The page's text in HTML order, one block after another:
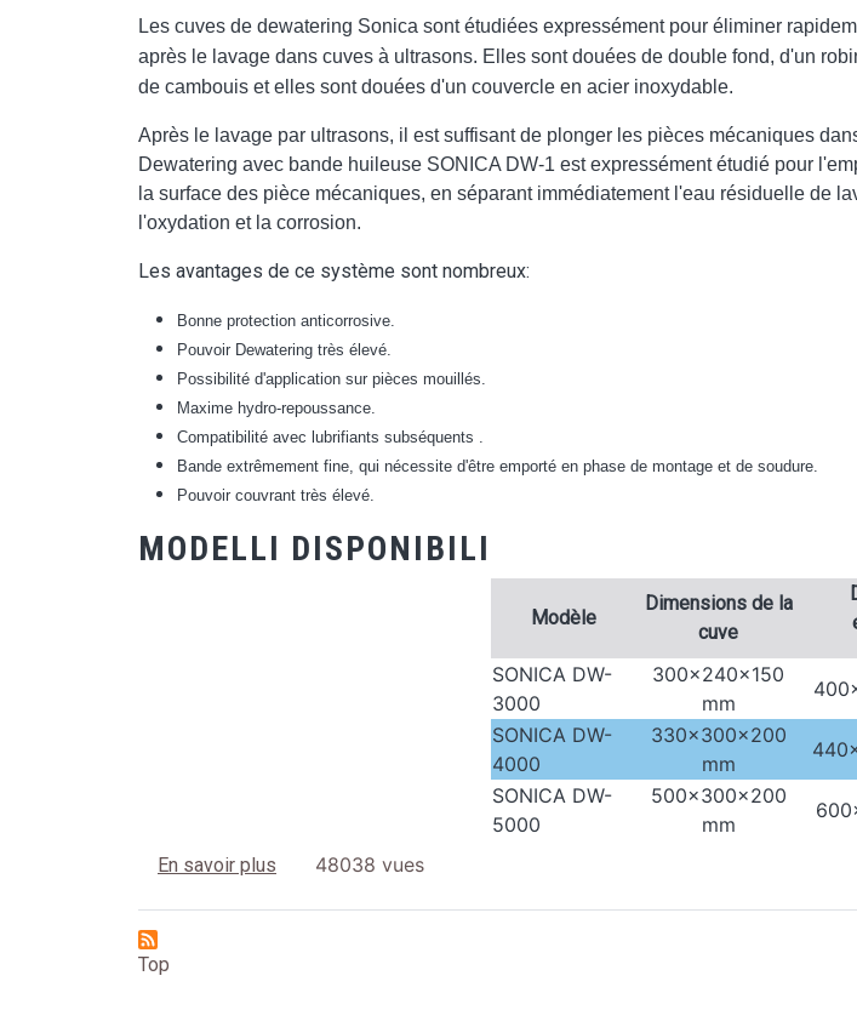
Les cuves de dewatering Sonica sont étudiées expressément pour éliminer
après le lavage dans cuves à ultrasons. Elles sont douées de double fond, d'un
de cambouis et elles sont douées d'un couvercle en acier inoxydable.
Après le lavage par ultrasons, il est suffisant de plonger les pièces mécaniques
Dewatering avec bande huileuse SONICA DW-1 estexpressémentétudié pour
la surface des pièce mécaniques, en séparant immédiatement l'eau résiduelle de
l'oxydation et la corrosion.
Les avantages de ce système sont nombreux:
Bonne protection anticorrosive.
Pouvoir Dewatering très élevé.
Possibilité d'application sur pièces mouillés.
Maxime hydro-repoussance.
Compatibilité avec lubrifiants subséquents .
Bande extrêmement fine, qui nécessite d'être emporté en phase de montage et de soudure.
Pouvoir couvrant très élevé.
MODELLI DISPONIBILI
Modèle
Dimensions de la
cuve
SONICA DW-
3000
300x240x150
mm
SONICA DW-
4000
330x300x200
mm
SONICA DW-
5000
500x300x200
mm
En savoir plus sur Cuve de dewatering SONICA
48038 vues
Top